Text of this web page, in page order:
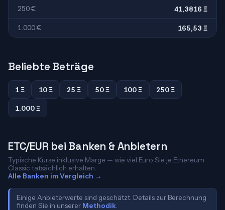
250 € 41,3816 Ξ
1.000 € 165,53 Ξ
Beliebte Beträge
1 Ξ 10 Ξ 25 Ξ 50 Ξ 100 Ξ 250 Ξ
1.000 Ξ
ETC/EUR bei Banken & Anbietern
Typische Kurse inklusive Marge — wie viel Euro Sie je Ethereum
Classic tatsächlich erhalten.
Alle Banken im Vergleich →
Einige Anbieterwerte sind geschätzt. Details zur Berechnung
finden Sie in unserer Methodik